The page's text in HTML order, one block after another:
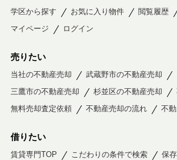
学区から探す
お気に入り物件 閲覧履歴
マイページ
ログイン
売りたい
当社の不動産売却
武蔵野市の不動産売却
三鷹市の不動産売却
杉並区の不動産売却
無料売却査定依頼
不動産売却の流れ 不
借りたい
賃貸専門TOP こだわりの条件で検索
保